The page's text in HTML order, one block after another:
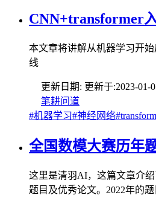
CNN+transformer
本文章将讲解从机器学习开
线
更新日期: 更新于:2023-01-
笔耕问道
#机器学习#神经网络
全国数模大赛历年
这里是清羽AI，这篇文章介
题目及优秀论文。2022年的